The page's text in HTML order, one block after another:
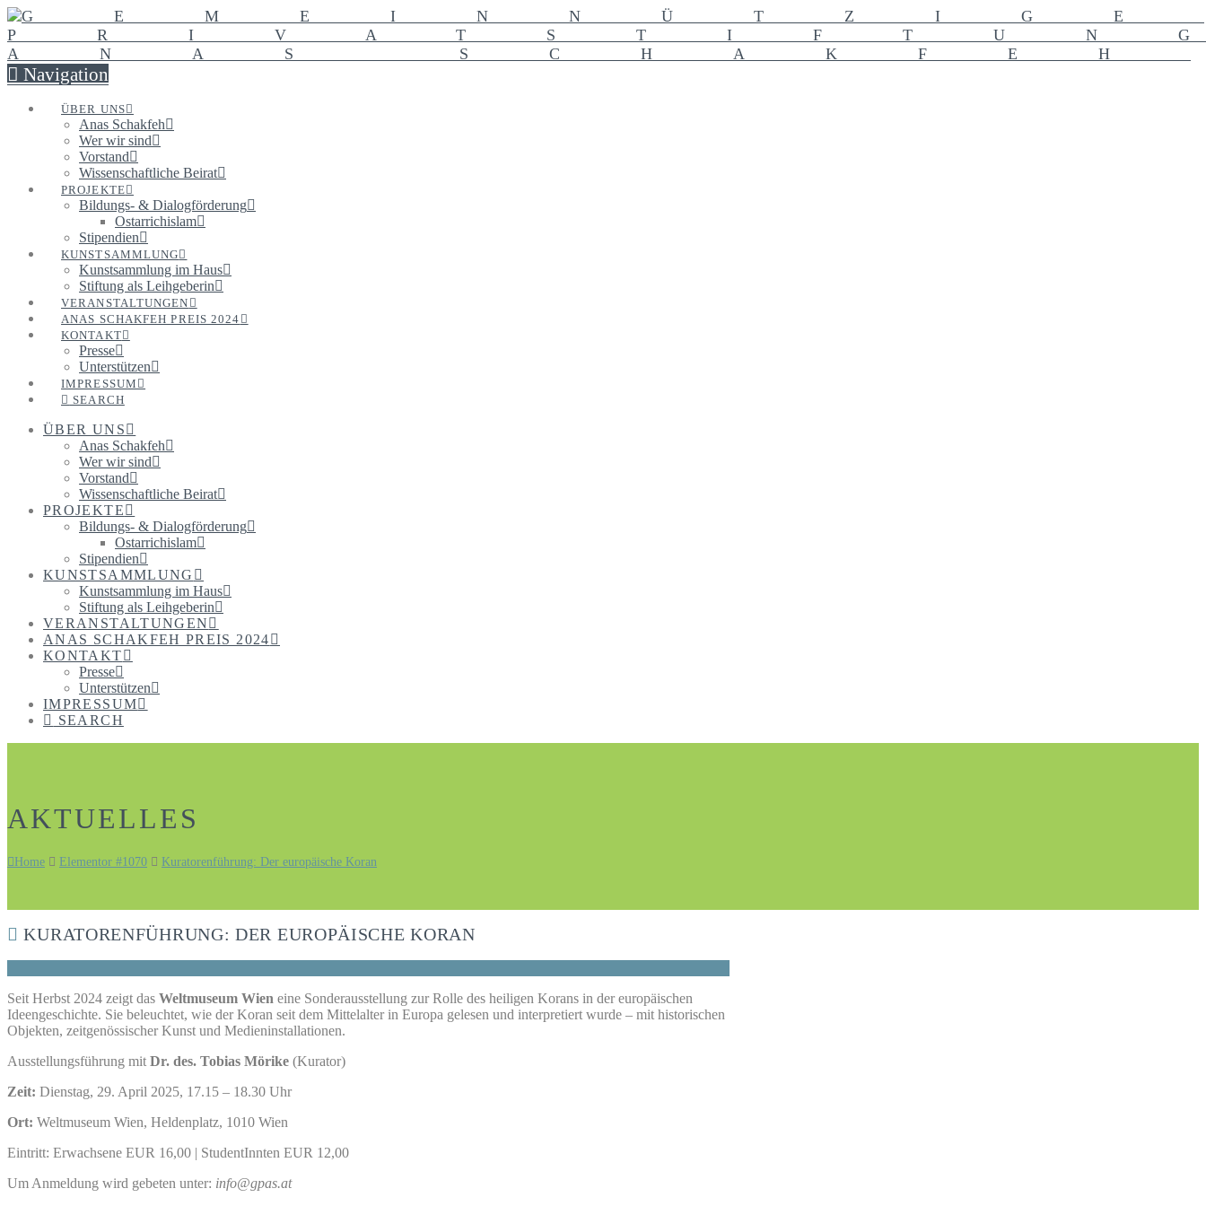
Navigation
ÜBER UNS
Anas Schakfeh
Wer wir sind
Vorstand
Wissenschaftliche Beirat
PROJEKTE
Bildungs- & Dialogförderung
Ostarrichislam
Stipendien
KUNSTSAMMLUNG
Kunstsammlung im Haus
Stiftung als Leihgeberin
VERANSTALTUNGEN
ANAS SCHAKFEH PREIS 2024
KONTAKT
Presse
Unterstützen
IMPRESSUM
SEARCH
ÜBER UNS
Anas Schakfeh
Wer wir sind
Vorstand
Wissenschaftliche Beirat
PROJEKTE
Bildungs- & Dialogförderung
Ostarrichislam
Stipendien
KUNSTSAMMLUNG
Kunstsammlung im Haus
Stiftung als Leihgeberin
VERANSTALTUNGEN
ANAS SCHAKFEH PREIS 2024
KONTAKT
Presse
Unterstützen
IMPRESSUM
SEARCH
AKTUELLES
Home Elementor #1070 Kuratorenführung: Der europäische Koran
KURATORENFÜHRUNG: DER EUROPÄISCHE KORAN
Seit Herbst 2024 zeigt das Weltmuseum Wien eine Sonderausstellung zur Rolle des heiligen Korans in der europäischen
Ideengeschichte. Sie beleuchtet, wie der Koran seit dem Mittelalter in Europa gelesen und interpretiert wurde – mit historischen
Objekten, zeitgenössischer Kunst und Medieninstallationen.
Ausstellungsführung mit Dr. des. Tobias Mörike (Kurator)
Zeit: Dienstag, 29. April 2025, 17.15 – 18.30 Uhr
Ort: Weltmuseum Wien, Heldenplatz, 1010 Wien
Eintritt: Erwachsene EUR 16,00 | StudentInnten EUR 12,00
Um Anmeldung wird gebeten unter: info@gpas.at